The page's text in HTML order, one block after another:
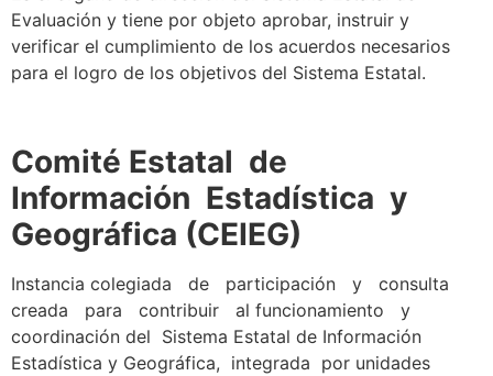
Evaluación y tiene por objeto aprobar, instruir y
verificar el cumplimiento de los acuerdos necesarios
para el logro de los objetivos del Sistema Estatal.
Comité Estatal de
Información Estadística y
Geográfica (CEIEG)
Instancia colegiada de participación y consulta
creada para contribuir al funcionamiento y
coordinación del Sistema Estatal de Información
Estadística y Geográfica, integrada por unidades